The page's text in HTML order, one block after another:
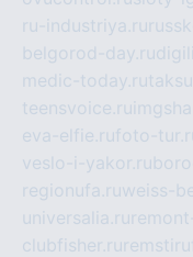
ru-industriya.ru
belgorod-day.ru
medic-today.ru
teensvoice.ru
eva-elfie.rufoto-
veslo-i-yakor.ru
regionufa.ruweiss-
universalia.ru
clubfisher.ru